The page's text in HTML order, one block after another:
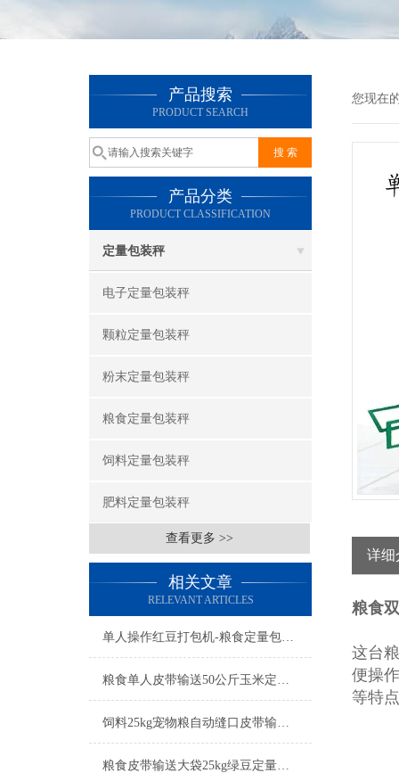
产品搜索
PRODUCT SEARCH
产品分类
PRODUCT CLASSIFICATION
定量包装秤
电子定量包装秤
颗粒定量包装秤
粉末定量包装秤
粮食定量包装秤
饲料定量包装秤
肥料定量包装秤
查看更多 >>
相关文章
RELEVANT ARTICLES
单人操作红豆打包机-粮食定量包装秤简介
粮食单人皮带输送50公斤玉米定量包装秤产品简介
饲料25kg宠物粮自动缝口皮带输送定量包装秤厂家
粮食皮带输送大袋25kg绿豆定量包装秤工厂生产
您现在
详细
粮食
这台
便操
等特